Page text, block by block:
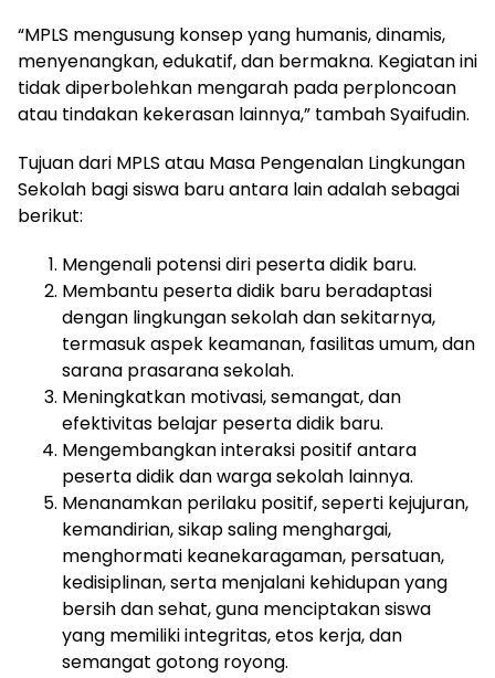
“MPLS mengusung konsep yang humanis, dinamis,
menyenangkan, edukatif, dan bermakna. Kegiatan ini
tidak diperbolehkan mengarah pada perploncoan
atau tindakan kekerasan lainnya,” tambah Syaifudin.
Tujuan dari MPLS atau Masa Pengenalan Lingkungan
Sekolah bagi siswa baru antara lain adalah sebagai
berikut:
Mengenali potensi diri peserta didik baru.
Membantu peserta didik baru beradaptasi
dengan lingkungan sekolah dan sekitarnya,
termasuk aspek keamanan, fasilitas umum, dan
sarana prasarana sekolah.
Meningkatkan motivasi, semangat, dan
efektivitas belajar peserta didik baru.
Mengembangkan interaksi positif antara
peserta didik dan warga sekolah lainnya.
Menanamkan perilaku positif, seperti kejujuran,
kemandirian, sikap saling menghargai,
menghormati keanekaragaman, persatuan,
kedisiplinan, serta menjalani kehidupan yang
bersih dan sehat, guna menciptakan siswa
yang memiliki integritas, etos kerja, dan
semangat gotong royong.